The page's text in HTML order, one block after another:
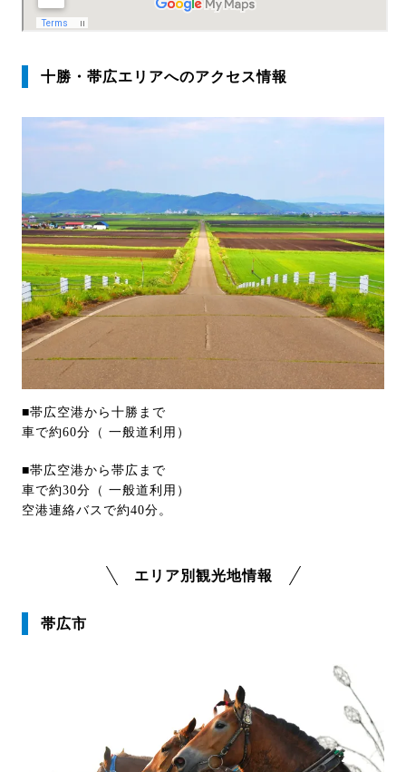
十勝・帯広エリアへのアクセス情報
■帯広空港から十勝まで
車で約60分（ 一般道利用）
■帯広空港から帯広まで
車で約30分（ 一般道利用）
空港連絡バスで約40分。
エリア別観光地情報
帯広市